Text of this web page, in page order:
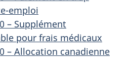
emploi
– Supplément
pour frais médicaux
– Allocation canadienne